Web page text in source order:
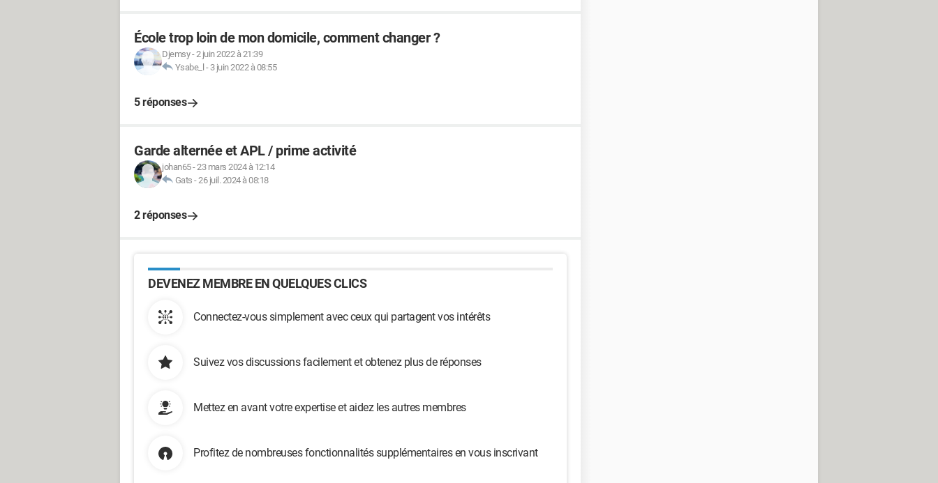
École trop loin de mon domicile, comment changer ?
Djemsy-2 juin 2022 à 21:39
Ysabe_l
- 3 juin 2022 à 08:55
5 réponses
Garde alternée et APL / prime activité
johan65-23 mars 2024 à 12:14
Gats -26 juil. 2024 à 08:18
2 réponses
DEVENEZ MEMBRE EN QUELQUES CLICS
Connectez-vous simplement avec ceux qui partagent vos intérêts
Suivez vos discussions facilement et obtenez plus de réponses
Mettez en avant votre expertise et aidez les autres membres
Profitez de nombreuses fonctionnalités supplémentaires en vous inscrivant